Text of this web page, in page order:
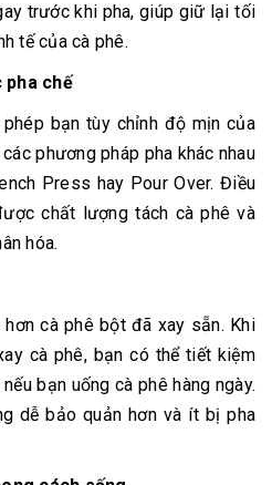
trước khi pha, giúp giữ lại tối
tế của cà phê.
pha chế
bạn tùy chỉnh độ mịn của
phương pháp pha khác nhau
Press hay Pour Over. Điều
chất lượng tách cà phê và
hóa.
cà phê bột đã xay sẵn. Khi
cà phê, bạn có thể tiết kiệm
bạn uống cà phê hàng ngày.
dễ bảo quản hơn và ít bị pha